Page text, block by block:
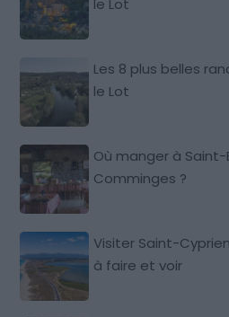
le Lot
Les 8 plus belles
le Lot
Où manger à
Comminges ?
Visiter Saint-
à faire et voir